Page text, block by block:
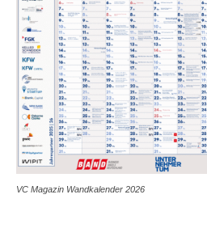
VC Magazin Wandkalender 2026